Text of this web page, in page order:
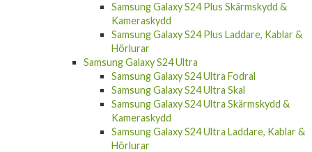
Samsung Galaxy S24 Plus Skärmskydd &
Kameraskydd
Samsung Galaxy S24 Plus Laddare, Kablar &
Hörlurar
Samsung Galaxy S24 Ultra
Samsung Galaxy S24 Ultra Fodral
Samsung Galaxy S24 Ultra Skal
Samsung Galaxy S24 Ultra Skärmskydd &
Kameraskydd
Samsung Galaxy S24 Ultra Laddare, Kablar &
Hörlurar